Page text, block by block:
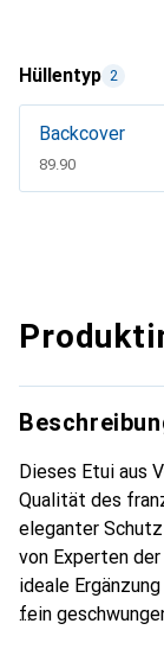
Hüllentyp 2
Backcover
CHF
89.90
Dieses Etui aus
Qualität des
eleganter
von Experten
ideale
fein